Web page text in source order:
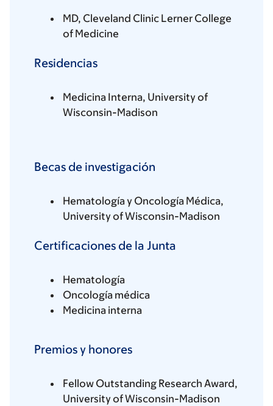
MD, Cleveland Clinic Lerner College
of Medicine
Residencias
Medicina Interna, University of
Wisconsin-Madison
Becas de investigación
Hematología y Oncología Médica,
University of Wisconsin-Madison
Certificaciones de la Junta
Hematología
Oncología médica
Medicina interna
Premios y honores
Fellow Outstanding Research Award,
University of Wisconsin-Madison